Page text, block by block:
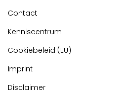
Contact
Kenniscentrum
Cookiebeleid (EU)
Imprint
Disclaimer